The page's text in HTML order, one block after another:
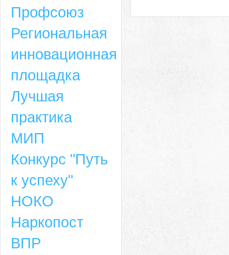
Профсоюз
Региональная
инновационная
площадка
Лучшая
практика
МИП
Конкурс "Путь
к успеху"
НОКО
Наркопост
ВПР